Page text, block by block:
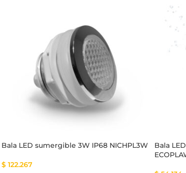
Bala LED sumergible 3W IP68 NICHPL3W
$ 122.267
Bala